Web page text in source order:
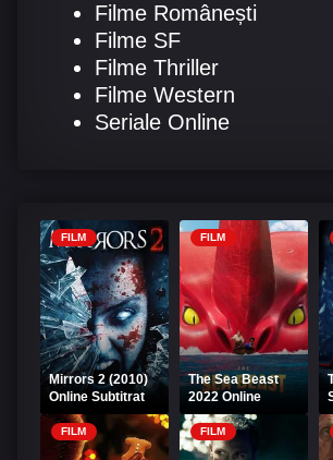
Filme Românești
Filme SF
Filme Thriller
Filme Western
Seriale Online
FILM
Mirrors 2 (2010)
Online Subtitrat
FILM
The Sea Beast
2022 Online
Subtitrat
FILM FILM